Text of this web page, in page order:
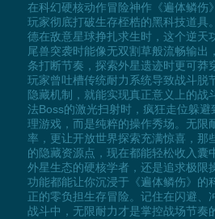
在科幻硬核动作冒险神作《遍体鳞伤
玩家彻底打破生存桎梏的黑科技道具
德在敌意星球挣扎求生时，这个逆天
尾兽突袭时能像无双割草般流畅输出
条打断节奏，探索外星遗迹时更可莽
玩家曾吐槽传统耐力系统导致战斗脱
隐藏机制，就能实现真正意义上的
法Boss的激光扫射时，疯狂走位躲
理游戏，而是纯粹的操作秀场。无限
率，更让开放世界探索充满惊喜，那
的隐藏资源点，现在都能轻松收入囊
外星生态的硬核学者，还是追求极限
功能都能让你沉浸于《遍体鳞伤》的
正的零负担生存冒险。记住在闪避、
战斗中，无限耐力才是掌控战场节奏